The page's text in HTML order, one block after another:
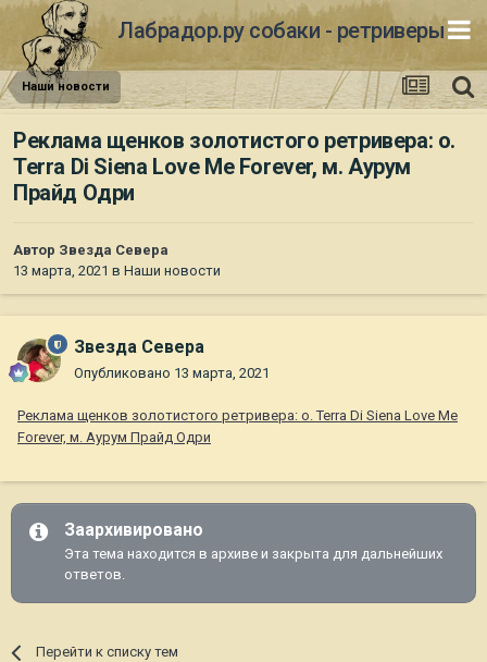
Лабрадор.ру собаки - ретриверы
Наши новости
Реклама щенков золотистого ретривера: о.
Terra Di Siena Love Me Forever, м. Аурум
Прайд Одри
Автор Звезда Севера
13 марта, 2021 в Наши новости
Звезда Севера
Опубликовано 13 марта, 2021
Реклама щенков золотистого ретривера: о. Terra Di Siena Love Me
Forever, м. Аурум Прайд Одри
Заархивировано
Эта тема находится в архиве и закрыта для дальнейших
ответов.
Перейти к списку тем